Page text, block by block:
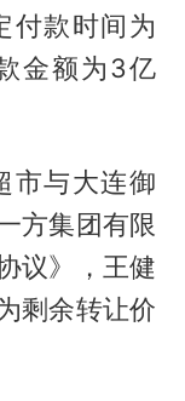
付款时间为
金额为3亿
市与大连御
方集团有限
议》，王健
剩余转让价